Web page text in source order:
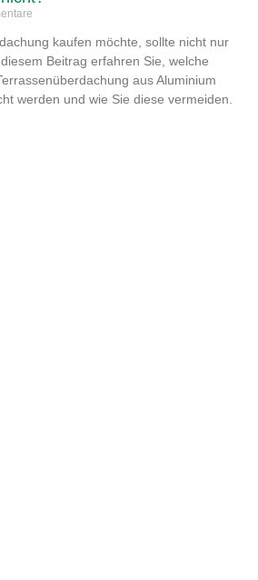
kaufen möchte, sollte nicht nur
Beitrag erfahren Sie, welche
aus Aluminium
werden und wie Sie diese vermeiden.